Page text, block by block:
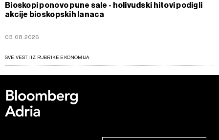
Bioskopi ponovo pune sale - holivudski hitovi podigli
akcije bioskopskih lanaca
03.08.2026
SVE VESTI IZ RUBRIKE EKONOMIJA